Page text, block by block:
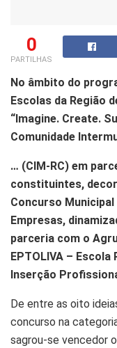
0
PARTILHAS
No âmbito do
Escolas da Região
“Imagine. Create.
Comunidade
… (CIM-RC) em
constituintes,
Concurso Municipal
Empresas,
parceria com o
EPTOLIVA –
Inserção
De entre as oito
concurso na
sagrou-se vencedor